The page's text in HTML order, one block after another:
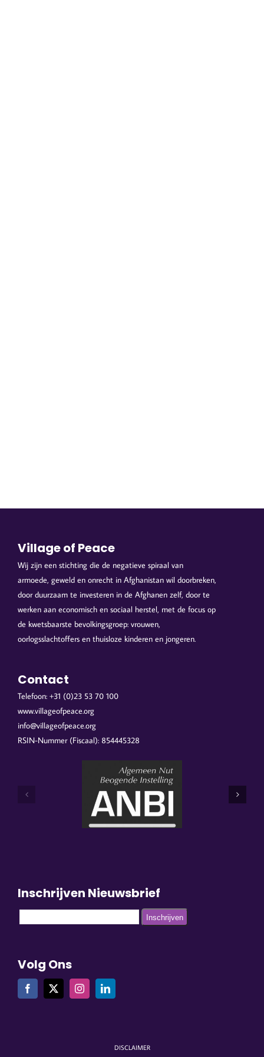
Village of Peace
Wij zijn een stichting die de negatieve spiraal van
armoede, geweld en onrecht in Afghanistan wil doorbreken,
door duurzaam te investeren in de Afghanen zelf, door te
werken aan economisch en sociaal herstel, met de focus op
de kwetsbaarste bevolkingsgroep: vrouwen,
oorlogsslachtoffers en thuisloze kinderen en jongeren.
Contact
Telefoon: +31 (0)23 53 70 100
www.villageofpeace.org
info@villageofpeace.org
RSIN-Nummer (Fiscaal): 854445328
Inschrijven Nieuwsbrief
Volg Ons
DISCLAIMER